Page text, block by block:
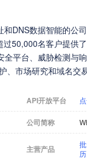
DNS数据智能的公
50,000名客户提供
平台、威胁检测与
、市场研究和域名交
API开放平台
公司简称
主营产品